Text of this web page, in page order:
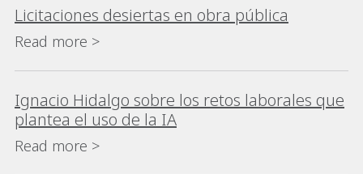
Licitaciones desiertas en obra pública
Read more >
Ignacio Hidalgo sobre los retos laborales que
plantea el uso de la IA
Read more >